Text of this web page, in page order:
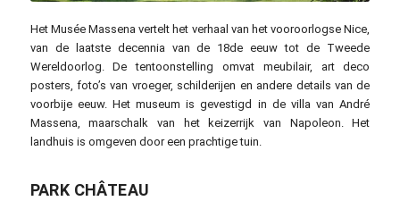
Het Musée Massena vertelt het verhaal van het vooroorlogse Nice,
van de laatste decennia van de 18de eeuw tot de Tweede
Wereldoorlog. De tentoonstelling omvat meubilair, art deco
posters, foto’s van vroeger, schilderijen en andere details van de
voorbije eeuw. Het museum is gevestigd in de villa van André
Massena, maarschalk van het keizerrijk van Napoleon. Het
landhuis is omgeven door een prachtige tuin.
PARK CHÂTEAU